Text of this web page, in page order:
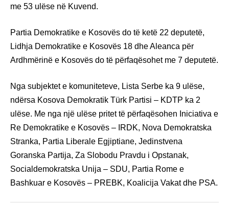
me 53 ulëse në Kuvend.
Partia Demokratike e Kosovës do të ketë 22 deputetë,
Lidhja Demokratike e Kosovës 18 dhe Aleanca për
Ardhmërinë e Kosovës do të përfaqësohet me 7 deputetë.
Nga subjektet e komuniteteve, Lista Serbe ka 9 ulëse,
ndërsa Kosova Demokratik Türk Partisi – KDTP ka 2
ulëse. Me nga një ulëse pritet të përfaqësohen Iniciativa e
Re Demokratike e Kosovës – IRDK, Nova Demokratska
Stranka, Partia Liberale Egjiptiane, Jedinstvena
Goranska Partija, Za Slobodu Pravdu i Opstanak,
Socialdemokratska Unija – SDU, Partia Rome e
Bashkuar e Kosovës – PREBK, Koalicija Vakat dhe PSA.